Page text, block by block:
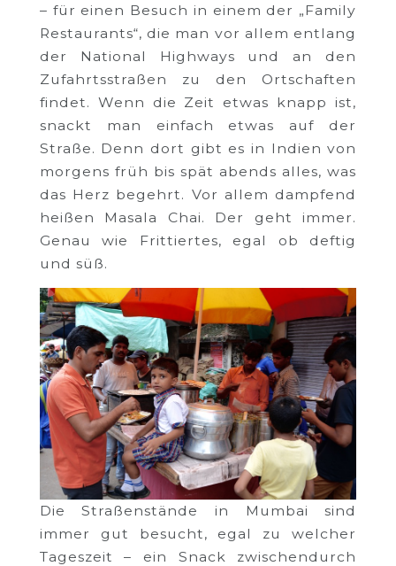
– für einen Besuch in einem der „Family
Restaurants“, die man vor allem entlang
der National Highways und an den
Zufahrtsstraßen zu den Ortschaften
findet. Wenn die Zeit etwas knapp ist,
snackt man einfach etwas auf der
Straße. Denn dort gibt es in Indien von
morgens früh bis spät abends alles, was
das Herz begehrt. Vor allem dampfend
heißen Masala Chai. Der geht immer.
Genau wie Frittiertes, egal ob deftig
und süß.
Die Straßenstände in Mumbai sind
immer gut besucht, egal zu welcher
Tageszeit – ein Snack zwischendurch